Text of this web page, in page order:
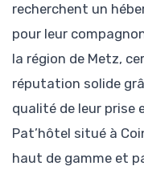
recherchent un
pour leur
la région de Metz,
réputation solide
qualité de leur prise
Pat’hôtel situé à
haut de gamme et